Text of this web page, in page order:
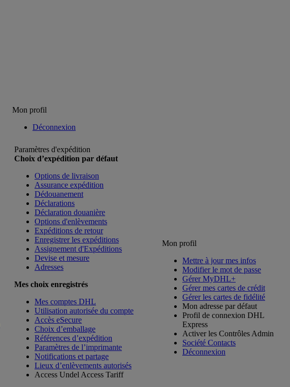
Mon profil
Déconnexion
Paramètres d'expédition
Choix d’expédition par défaut
Options de livraison
Assurance expédition
Dédouanement
Déclarations
Déclaration douanière
Options d'enlèvements
Expéditions de retour
Enregistrer les expéditions
Assignement d'Expéditions
Devise et mesure
Adresses
Mes choix enregistrés
Mes comptes DHL
Utilisation autorisée du compte
Accès eSecure
Choix d’emballage
Références d’expédition
Paramètres de l’imprimante
Notifications et partage
Lieux d’enlèvements autorisés
Access Undel Access Tariff
Mon profil
Mettre à jour mes infos
Modifier le mot de passe
Gérer MyDHL+
Gérer mes cartes de crédit
Gérer les cartes de fidélité
Mon adresse par défaut
Profil de connexion DHL
Express
Activer les Contrôles Admin
Société Contacts
Déconnexion